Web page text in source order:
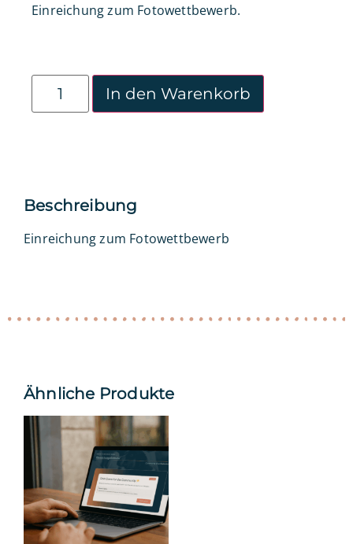
Einreichung zum Fotowettbewerb.
In den Warenkorb
Beschreibung
Einreichung zum Fotowettbewerb
Ähnliche Produkte